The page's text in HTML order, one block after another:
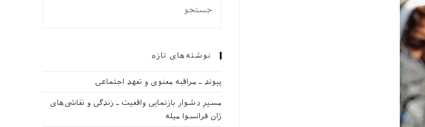
نوشته‌های تازه
پیوند ـ مراقبه‌ معنوی و تعهد اجتماعی
مسیرِ دشوار بازنمایی واقعیت ـ زندگی و نقاشی‌های
ژان فرانسوا میله